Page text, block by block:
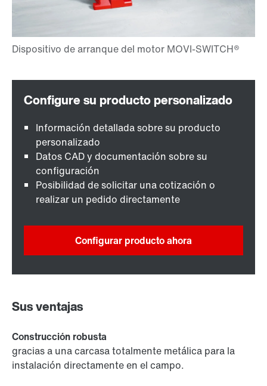
Información detallada sobre su producto
personalizado
Datos CAD y documentación sobre su
configuración
Posibilidad de solicitar una cotización o
realizar un pedido directamente
Configurar producto ahora
Sus ventajas
Construcción robusta
gracias a una carcasa totalmente metálica para la
instalación directamente en el campo.